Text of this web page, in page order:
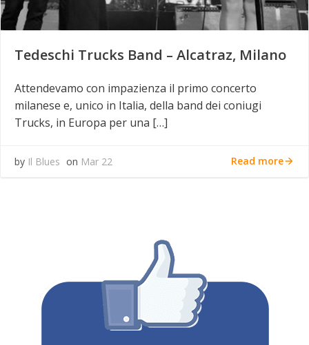
Tedeschi Trucks Band – Alcatraz, Milano
Attendevamo con impazienza il primo concerto
milanese e, unico in Italia, della band dei coniugi
Trucks, in Europa per una […]
by Il Blues on Mar 22 Read more